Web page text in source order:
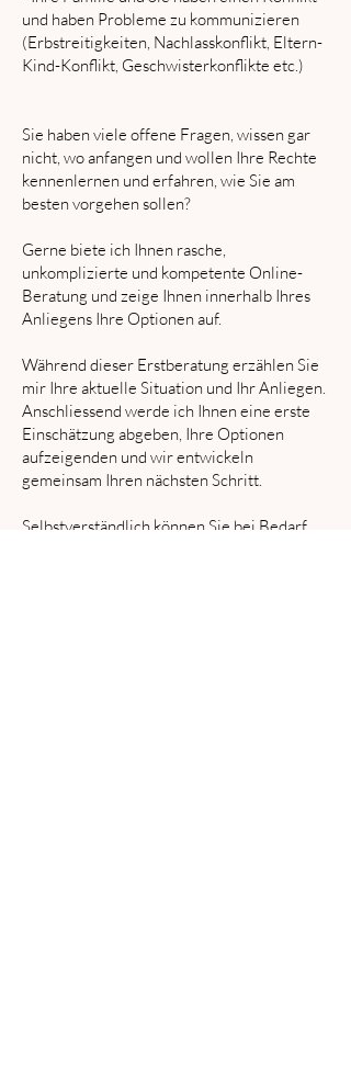
und haben Probleme zu kommunizieren
(Erbstreitigkeiten, Nachlasskonflikt, Eltern-
Kind-Konflikt, Geschwisterkonflikte etc.)
Sie haben viele offene Fragen, wissen gar
nicht, wo anfangen und wollen Ihre Rechte
kennenlernen und erfahren, wie Sie am
besten vorgehen sollen?
Gerne biete ich Ihnen rasche,
unkomplizierte und kompetente Online-
Beratung und zeige Ihnen innerhalb Ihres
Anliegens Ihre Optionen auf.
Während dieser Erstberatung erzählen Sie
mir Ihre aktuelle Situation und Ihr Anliegen.
Anschliessend werde ich Ihnen eine erste
Einschätzung abgeben, Ihre Optionen
aufzeigenden und wir entwickeln
gemeinsam Ihren nächsten Schritt.
Selbstverständlich können Sie bei Bedarf